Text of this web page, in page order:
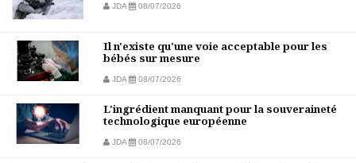
JDA 08/07/2026
Il n'existe qu'une voie acceptable pour les
bébés sur mesure
JDA 08/07/2026
L'ingrédient manquant pour la souveraineté
technologique européenne
JDA 08/07/2026